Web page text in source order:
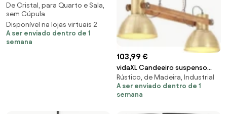
branco 15 x lâmpadas E14
De Cristal, para Quarto e Sala,
sem Cúpula
Disponível na lojas virtuais 2
A ser enviado dentro de 1
semana
103,99 €
vidaXL Candeeiro suspenso
industrial 25 W 109 cm E27
bronze
Rústico, de Madeira, Industrial
A ser enviado dentro de 1
semana